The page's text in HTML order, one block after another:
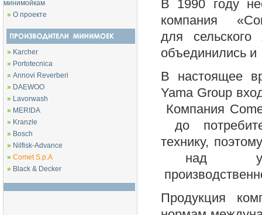
минимойкам
» О проекте
» Karcher
» Portotecnica
» Annovi Reverberi
» DAEWOO
» Lavorwash
» MERIDA
» Kranzle
» Bosch
» Nilfisk-Advance
» Comet S.p.A
» Black & Decker
В 1990 году
компания
для сельского
объединились
В настоящее
Yama Group
Компания
до
технику,
над
Продукция